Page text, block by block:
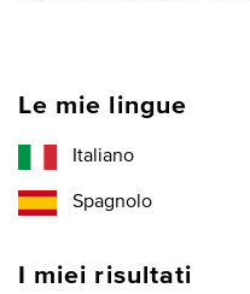
Le mie lingue
Italiano
Spagnolo
I miei risultati